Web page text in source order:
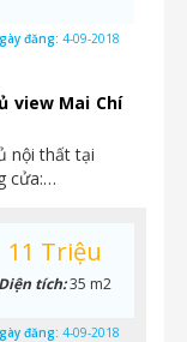
view Mai Chí
nội thất tại
cửa:…
đăng: 4-09-2018
11 Triệu
Diện tích:35 m2
đăng: 4-09-2018